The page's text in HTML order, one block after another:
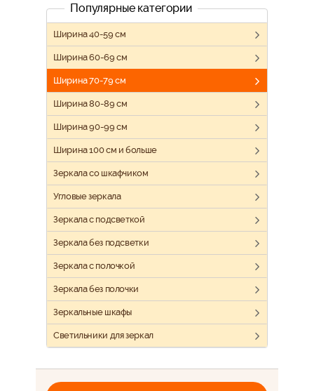
Популярные категории
Ширина 40-59 см
Ширина 60-69 см
Ширина 70-79 см
Ширина 80-89 см
Ширина 90-99 см
Ширина 100 см и больше
Зеркала со шкафчиком
Угловые зеркала
Зеркала с подсветкой
Зеркала без подсветки
Зеркала с полочкой
Зеркала без полочки
Зеркальные шкафы
Светильники для зеркал